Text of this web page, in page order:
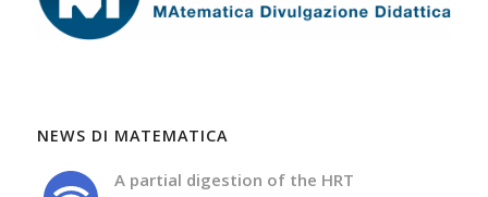
NEWS DI MATEMATICA
A partial digestion of the HRT